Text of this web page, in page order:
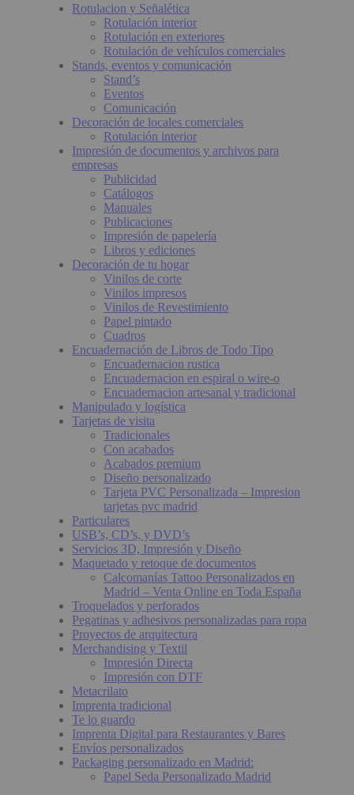
Rotulacion y Señalética
Rotulación interior
Rotulación en exteriores
Rotulación de vehículos comerciales
Stands, eventos y comunicación
Stand’s
Eventos
Comunicación
Decoración de locales comerciales
Rotulación interior
Impresión de documentos y archivos para
empresas
Publicidad
Catálogos
Manuales
Publicaciones
Impresión de papelería
Libros y ediciones
Decoración de tu hogar
Vinilos de corte
Vinilos impresos
Vinilos de Revestimiento
Papel pintado
Cuadros
Encuadernación de Libros de Todo Tipo
Encuadernacion rustica
Encuadernacion en espiral o wire-o
Encuadernacion artesanal y tradicional
Manipulado y logística
Tarjetas de visita
Tradicionales
Con acabados
Acabados premium
Diseño personalizado
Tarjeta PVC Personalizada – Impresion
tarjetas pvc madrid
Particulares
USB’s, CD’s, y DVD’s
Servicios 3D, Impresión y Diseño
Maquetado y retoque de documentos
Calcomanías Tattoo Personalizados en
Madrid – Venta Online en Toda España
Troquelados y perforados
Pegatinas y adhesivos personalizadas para ropa
Proyectos de arquitectura
Merchandising y Textil
Impresión Directa
Impresión con DTF
Metacrilato
Imprenta tradicional
Te lo guardo
Imprenta Digital para Restaurantes y Bares
Envíos personalizados
Packaging personalizado en Madrid:
Papel Seda Personalizado Madrid